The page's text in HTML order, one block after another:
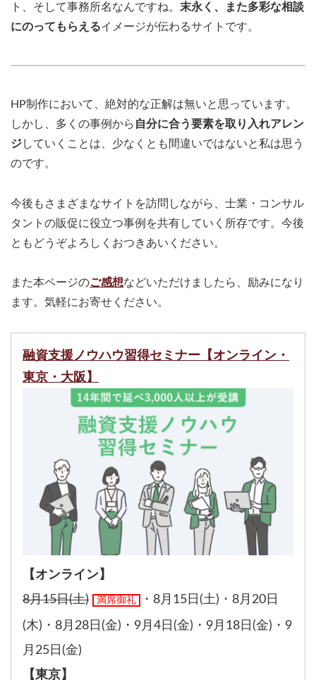
ト、そして事務所名なんですね。 末永く、また多彩な相談
にのってもらえるイメージが伝わるサイトです。
HP制作において、絶対的な正解は無いと思っています。
しかし、多くの事例から 自分に合う要素を取り入れアレン
ジしていくことは、少なくとも間違いではないと私は思う
のです。
今後もさまざまなサイトを訪問しながら、士業・コンサル
タントの販促に役立つ事例を共有していく所存です。今後
ともどうぞよろしくおつきあいください。
また本ページのご感想などいただけましたら、励みになり
ます。気軽にお寄せください。
融資支援ノウハウ習得セミナー【オンライン・
東京・大阪】
【オンライン】
8月15日(土) 満席御礼 ・ 8月15日(土) ・ 8月20日
(木) ・ 8月28日(金) ・ 9月4日(金) ・ 9月18日(金) ・ 9
月25日(金)
【東京】